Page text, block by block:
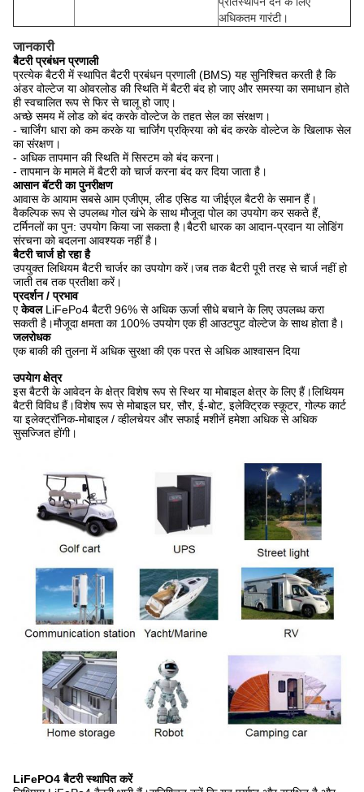
अधिकतम गारंटी।
जानकारी
बैटरी प्रबंधन प्रणाली
प्रत्येक बैटरी में स्थापित बैटरी प्रबंधन प्रणाली (BMS) यह सुनिश्चित करती है कि
अंडर वोल्टेज या ओवरलोड की स्थिति में बैटरी बंद हो जाए और समस्या का समाधान होते
ही स्वचालित रूप से फिर से चालू हो जाए।
अच्छे समय में लोड को बंद करके वोल्टेज के तहत सेल का संरक्षण।
- चार्जिंग धारा को कम करके या चार्जिंग प्रक्रिया को बंद करके वोल्टेज के खिलाफ सेल
का संरक्षण।
- अधिक तापमान की स्थिति में सिस्टम को बंद करना।
- तापमान के मामले में बैटरी को चार्ज करना बंद कर दिया जाता है।
आसान बॅटरी का पुनरीक्षण
आवास के आयाम सबसे आम एजीएम, लीड एसिड या जीईएल बैटरी के समान हैं।
वैकल्पिक रूप से उपलब्ध गोल खंभे के साथ मौजूदा पोल का उपयोग कर सकते हैं,
टर्मिनलों का पुन: उपयोग किया जा सकता है।बैटरी धारक का आदान-प्रदान या लोडिंग
संरचना को बदलना आवश्यक नहीं है।
बैटरी चार्ज हो रहा है
उपयुक्त लिथियम बैटरी चार्जर का उपयोग करें।जब तक बैटरी पूरी तरह से चार्ज नहीं हो
जाती तब तक प्रतीक्षा करें।
प्रदर्शन / प्रभाव
एकेवल LiFePo4 बैटरी 96% से अधिक ऊर्जा सीधे बचाने के लिए उपलब्ध करा
सकती है।मौजूदा क्षमता का 100% उपयोग एक ही आउटपुट वोल्टेज के साथ होता है।
जलरोधक
एक बाकी की तुलना में अधिक सुरक्षा की एक परत से अधिक आश्वासन दिया
उपयेाग क्षेत्र
इस बैटरी के आवेदन के क्षेत्र विशेष रूप से स्थिर या मोबाइल क्षेत्र के लिए हैं।लिथियम
बैटरी विविध हैं।विशेष रूप से मोबाइल घर, सौर, ई-बोट, इलेक्ट्रिक स्कूटर, गोल्फ कार्ट
या इलेक्ट्रॉनिक-मोबाइल / व्हीलचेयर और सफाई मशीनें हमेशा अधिक से अधिक
सुसज्जित होंगी।
LiFePO4 बैटरी स्थापित करें